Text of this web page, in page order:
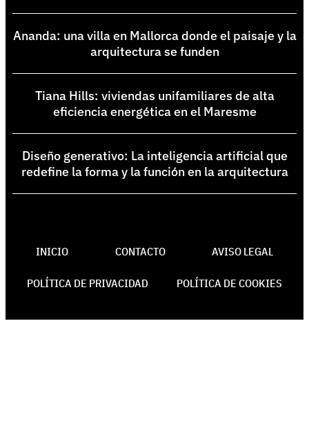
Ananda: una villa en Mallorca donde el paisaje y la
arquitectura se funden
Tiana Hills: viviendas unifamiliares de alta
eficiencia energética en el Maresme
Diseño generativo: La inteligencia artificial que
redefine la forma y la función en la arquitectura
INICIO CONTACTO AVISO LEGAL
POLÍTICA DE PRIVACIDAD POLÍTICA DE COOKIES